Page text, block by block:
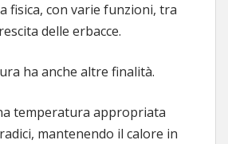
fisica, con varie funzioni, tra
delle erbacce.
ha anche altre finalità.
temperatura appropriata
mantenendo il calore in